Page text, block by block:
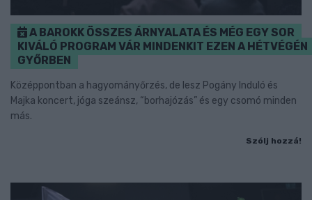
A BAROKK ÖSSZES ÁRNYALATA ÉS MÉG EGY SOR
KIVÁLÓ PROGRAM VÁR MINDENKIT EZEN A HÉTVÉGÉN
GYŐRBEN
Középpontban a hagyományőrzés, de lesz Pogány Induló és
Majka koncert, jóga szeánsz, “borhajózás” és egy csomó minden
más.
Szólj hozzá!